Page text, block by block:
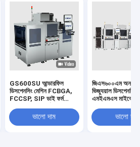
GS600SU আন্ডারফিল
ডিসপেনসিং মেশিন FCBGA,
FCCSP, SIP ডাই ফর্ম
ভালো দাম
জিএস৬০০এম
ভিজ্যুয়াল ডিসপেনসিং
এমইএমএস
এমইএমএস বারোমিটার
ভালো দাম